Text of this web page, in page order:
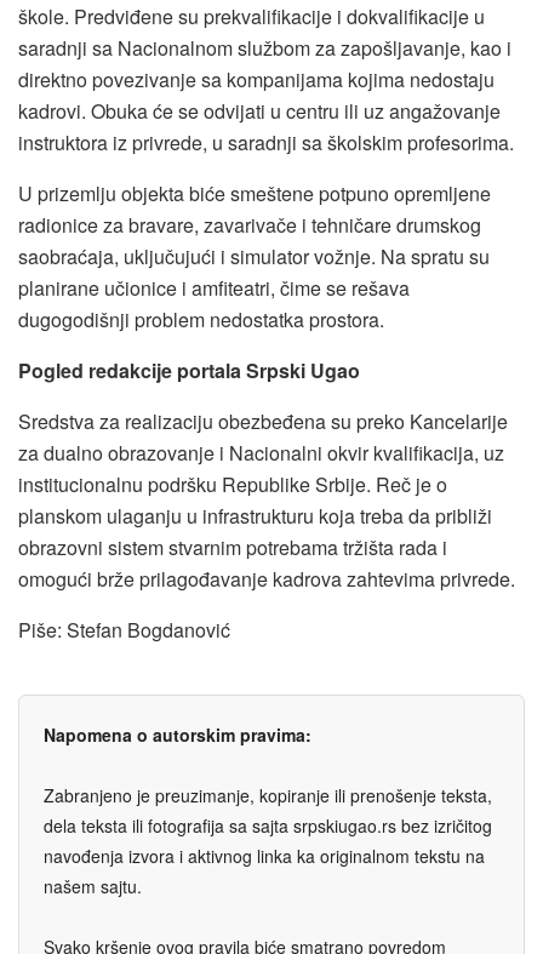
škole. Predviđene su prekvalifikacije i dokvalifikacije u
saradnji sa Nacionalnom službom za zapošljavanje, kao i
direktno povezivanje sa kompanijama kojima nedostaju
kadrovi. Obuka će se odvijati u centru ili uz angažovanje
instruktora iz privrede, u saradnji sa školskim profesorima.
U prizemlju objekta biće smeštene potpuno opremljene
radionice za bravare, zavarivače i tehničare drumskog
saobraćaja, uključujući i simulator vožnje. Na spratu su
planirane učionice i amfiteatri, čime se rešava
dugogodišnji problem nedostatka prostora.
Pogled redakcije portala Srpski Ugao
Sredstva za realizaciju obezbeđena su preko Kancelarije
za dualno obrazovanje i Nacionalni okvir kvalifikacija, uz
institucionalnu podršku Republike Srbije. Reč je o
planskom ulaganju u infrastrukturu koja treba da približi
obrazovni sistem stvarnim potrebama tržišta rada i
omogući brže prilagođavanje kadrova zahtevima privrede.
Piše: Stefan Bogdanović
Napomena o autorskim pravima:
Zabranjeno je preuzimanje, kopiranje ili prenošenje teksta,
dela teksta ili fotografija sa sajta srpskiugao.rs bez izričitog
navođenja izvora i aktivnog linka ka originalnom tekstu na
našem sajtu.
Svako kršenje ovog pravila biće smatrano povredom